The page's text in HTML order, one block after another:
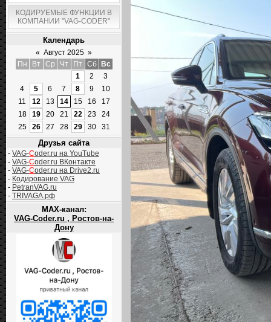
КОДИРУЕМЫЕ ФУНКЦИИ В
КОМПАНИИ "VAG-CODER"
Календарь
« Август 2025 »
Пн
Вт Ср Чт Пт Сб
Вс
1
2
3
4
5 6 7 8 9
10
11
12 13 14 15 16
17
18
19 20 21 22 23
24
25
26 27 28 29 30 31
Друзья сайта
- VAG-Coder.ru на YouTube
- VAG-Coder.ru ВКонтакте
- VAG-Coder.ru на Drive2.ru
- Кодирование VAG
- PetranVAG.ru
- TRIVAGA.рф
MAX-канал:
VAG-Coder.ru , Ростов-на-
Дону